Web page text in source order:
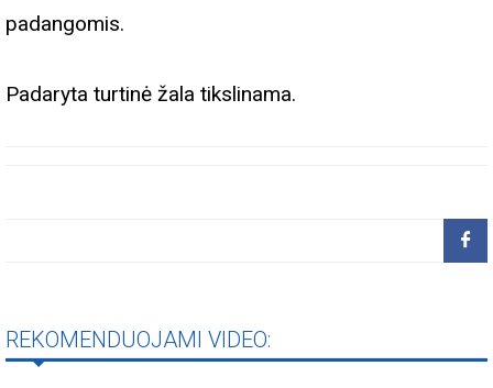
padangomis.
Padaryta turtinė žala tikslinama.
REKOMENDUOJAMI VIDEO: